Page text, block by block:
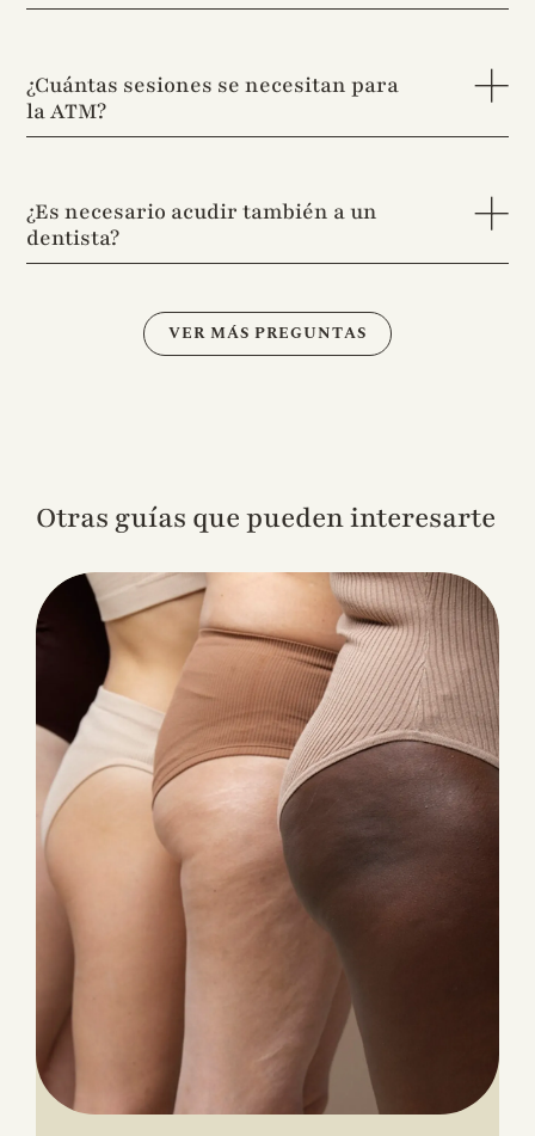
¿Cuántas sesiones se necesitan para
la ATM?
¿Es necesario acudir también a un
dentista?
VER MÁS PREGUNTAS
Otras guías que pueden interesarte